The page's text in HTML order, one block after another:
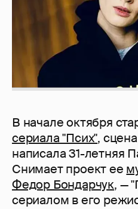
В начале октября
сериала "Псих",
написала 31-летняя
Снимает проект ее
Федор Бондарчук, —
сериалом в его